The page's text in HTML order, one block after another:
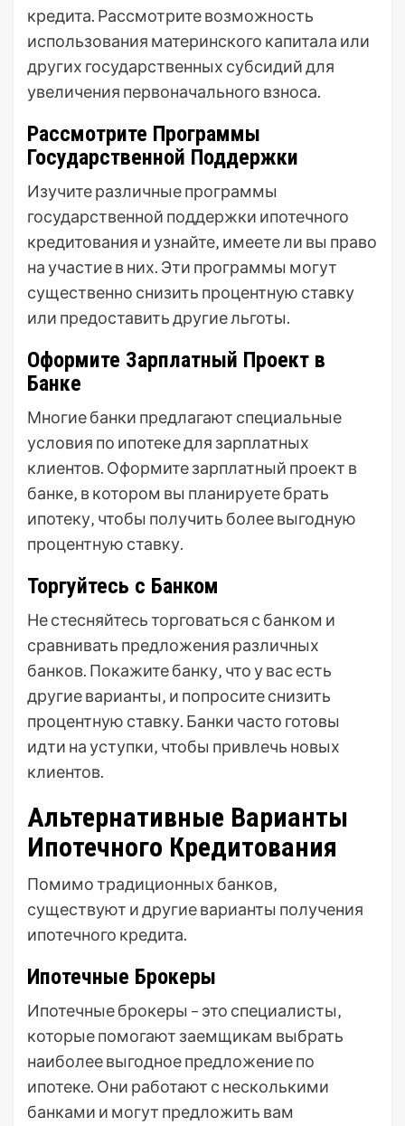
кредита. Рассмотрите возможность
использования материнского капитала или
других государственных субсидий для
увеличения первоначального взноса.
Рассмотрите Программы
Государственной Поддержки
Изучите различные программы
государственной поддержки ипотечного
кредитования и узнайте‚ имеете ли вы право
на участие в них. Эти программы могут
существенно снизить процентную ставку
или предоставить другие льготы.
Оформите Зарплатный Проект в
Банке
Многие банки предлагают специальные
условия по ипотеке для зарплатных
клиентов. Оформите зарплатный проект в
банке‚ в котором вы планируете брать
ипотеку‚ чтобы получить более выгодную
процентную ставку.
Торгуйтесь с Банком
Не стесняйтесь торговаться с банком и
сравнивать предложения различных
банков. Покажите банку‚ что у вас есть
другие варианты‚ и попросите снизить
процентную ставку. Банки часто готовы
идти на уступки‚ чтобы привлечь новых
клиентов.
Альтернативные Варианты
Ипотечного Кредитования
Помимо традиционных банков‚
существуют и другие варианты получения
ипотечного кредита.
Ипотечные Брокеры
Ипотечные брокеры – это специалисты‚
которые помогают заемщикам выбрать
наиболее выгодное предложение по
ипотеке. Они работают с несколькими
банками и могут предложить вам